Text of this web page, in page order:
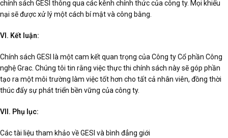
chính sách GESI thông qua các kênh chính thức của công ty. Mọi khiếu
nại sẽ được xử lý một cách bí mật và công bằng.
VI. Kết luận:
Chính sách GESI là một cam kết quan trọng của Công ty Cổ phần Công
nghệ Grac. Chúng tôi tin rằng việc thực thi chính sách này sẽ góp phần
tạo ra một môi trường làm việc tốt hơn cho tất cả nhân viên, đồng thời
thúc đẩy sự phát triển bền vững của công ty.
VII. Phụ lục:
Các tài liệu tham khảo về GESI và bình đẳng giới